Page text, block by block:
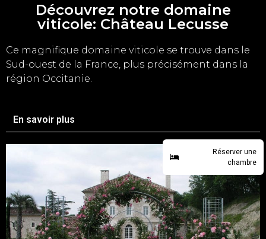
Réserver une
chambre
Découvrez notre domaine
viticole: Château Lecusse
Ce magnifique domaine viticole se trouve dans le
Sud-ouest de la France, plus précisément dans la
région Occitanie.
En savoir plus